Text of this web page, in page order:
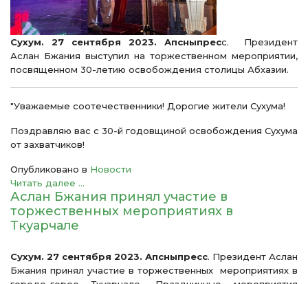
Сухум. 27 сентября 2023. Апсныпресс. Президент
Аслан Бжания выступил на торжественном мероприятии,
посвященном 30-летию освобождения столицы Абхазии.
"Уважаемые соотечественники! Дорогие жители Сухума!
Поздравляю вас с 30-й годовщиной освобождения Сухума
от захватчиков!
Опубликовано в Новости
Читать далее ...
Аслан Бжания принял участие в
торжественных мероприятиях в
Ткуарчале
Сухум. 27 сентября 2023. Апсныпресс. Президент Аслан
Бжания принял участие в торжественных мероприятиях в